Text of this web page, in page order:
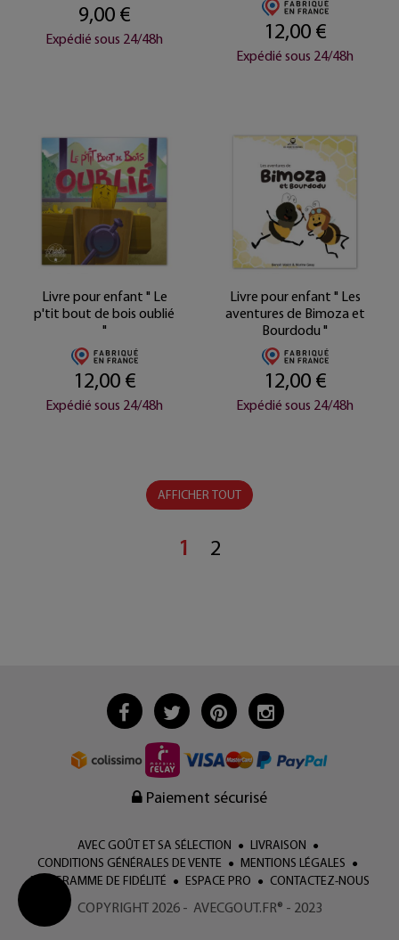
9,00 €
Expédié sous 24/48h 12,00 €
Expédié sous 24/48h
Livre pour enfant " Le
p'tit bout de bois oublié
"
12,00 €
Expédié sous 24/48h
Livre pour enfant " Les
aventures de Bimoza et
Bourdodu "
12,00 €
Expédié sous 24/48h
AFFICHER TOUT
1 2
Paiement sécurisé
AVEC GOÛT ET SA SÉLECTION
LIVRAISON
CONDITIONS GÉNÉRALES DE VENTE
MENTIONS LÉGALES
PROGRAMME DE FIDÉLITÉ
ESPACE PRO CONTACTEZ-NOUS
COPYRIGHT 2026 - AVECGOUT.FR® - 2023